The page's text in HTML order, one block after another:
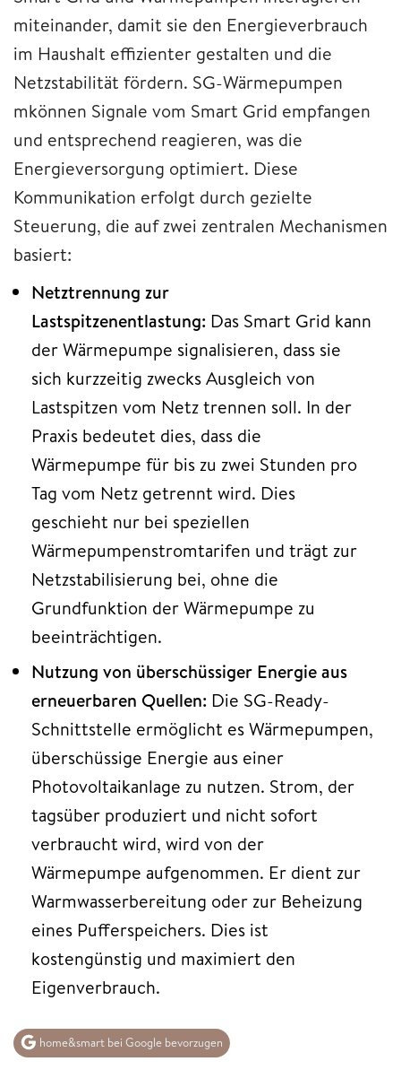
miteinander, damit sie den Energieverbrauch
im Haushalt effizienter gestalten und die
Netzstabilität fördern. SG-Wärmepumpen
mkönnen Signale vom Smart Grid empfangen
und entsprechend reagieren, was die
Energieversorgung optimiert. Diese
Kommunikation erfolgt durch gezielte
Steuerung, die auf zwei zentralen Mechanismen
basiert:
Netztrennung zur
Lastspitzenentlastung: Das Smart Grid kann
der Wärmepumpe signalisieren, dass sie
sich kurzzeitig zwecks Ausgleich von
Lastspitzen vom Netz trennen soll. In der
Praxis bedeutet dies, dass die
Wärmepumpe für bis zu zwei Stunden pro
Tag vom Netz getrennt wird. Dies
geschieht nur bei speziellen
Wärmepumpenstromtarifen und trägt zur
Netzstabilisierung bei, ohne die
Grundfunktion der Wärmepumpe zu
beeinträchtigen.
Nutzung von überschüssiger Energie aus
erneuerbaren Quellen: Die SG-Ready-
Schnittstelle ermöglicht es Wärmepumpen,
überschüssige Energie aus einer
Photovoltaikanlage zu nutzen. Strom, der
tagsüber produziert und nicht sofort
verbraucht wird, wird von der
Wärmepumpe aufgenommen. Er dient zur
Warmwasserbereitung oder zur Beheizung
eines Pufferspeichers. Dies ist
kostengünstig und maximiert den
Eigenverbrauch.
home&smart bei Google bevorzugen